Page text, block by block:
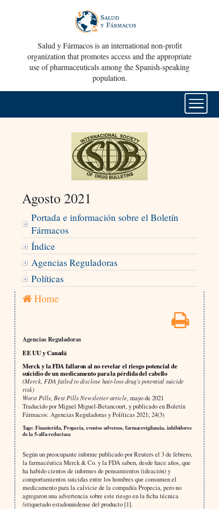
Salud y Fármacos is an international non-profit
organization that promotes access and the appropriate
use of pharmaceuticals among the Spanish-speaking
population.
Agosto 2021
Portada e información sobre el Boletín
Fármacos
Índice
Agencias Reguladoras
Políticas
Home
Agencias Reguladoras
EE UU y Canadá
Merck y la FDA fallaron al no revelar el riesgo potencial de
suicidio de un medicamento para la pérdida del cabello
(Merck, FDA failed to disclose hair-loss drug’s potential suicide
risk)
Worst Pills, Best Pills Newsletter article, mayo de 2021
Traducido por Miguel Miguel-Betancourt, y publicado en Boletín
Fármacos: Agencias Reguladoras y Políticas 2021; 24(3)
Tags: Finasterida, Propecia, eventos adversos, farmacovigilancia, inhibidores
de la 5-alfa-reductasa
Según un preocupante informe publicado por Reuters el 3 de febrero,
la farmacéutica Merck & Co. y la FDA saben, desde hace años, que
ha habido cientos de informes de pensamientos (ideación) y
comportamientos suicidas entre los hombres que consumen el
medicamento para la calvicie de la compañía Propecia, pero no
agregaron una advertencia sobre este riesgo en la ficha técnica
/etiquetado estadounidense del producto [1].